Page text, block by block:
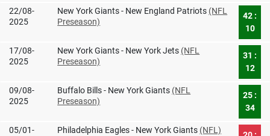
22/08-
2025
New York Giants - New England Patriots (NFL
Preseason)
42 :
10
17/08-
2025
New York Giants - New York Jets (NFL
Preseason)
31 :
12
09/08-
2025
Buffalo Bills - New York Giants (NFL
Preseason)
25 :
34
05/01-
Philadelphia Eagles - New York Giants (NFL)